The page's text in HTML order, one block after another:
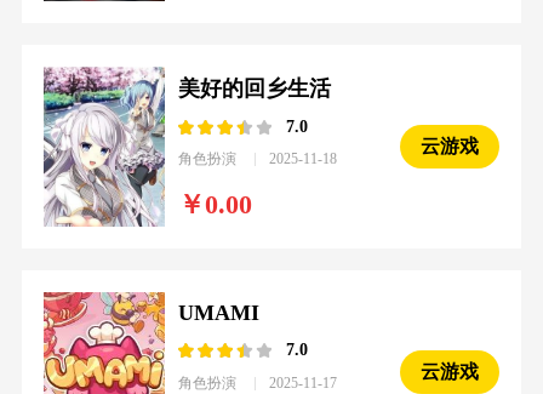
美好的回乡生活
7.0
角色扮演 2025-11-18
0.00
云游戏
UMAMI
7.0
角色扮演 2025-11-17
云游戏